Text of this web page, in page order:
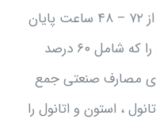
در حرارت ۳۷ درجه سانتیگراد بعد از ۷۲ – ۴۸ ساعت پایان
می یابد. CO۲ و H۲ متصاعد شده را که شامل ۶۰ درصد
مصارف صنعتی جمع
، استون و اتانول را